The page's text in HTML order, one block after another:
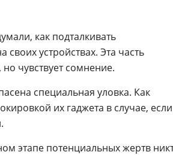
как подталкивать
устройствах. Эта часть
чувствует сомнение.
специальная уловка. Как
их гаджета в случае, если
этапе потенциальных жертв